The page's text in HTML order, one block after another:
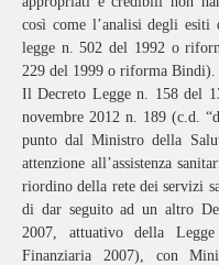
così come l’analisi degli
legge n. 502 del 1992 o
229 del 1999 o riforma Bindi).
Il Decreto Legge n. 158 del
novembre 2012 n. 189 (c.d.
punto dal Ministro della
attenzione all’assistenza
riordino della rete dei servizi
di dar seguito ad un altro
2007, attuativo della
Finanziaria 2007), con